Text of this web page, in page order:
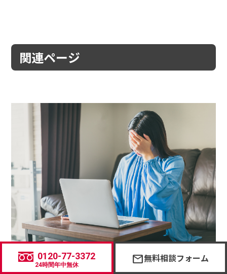
関連ページ
マッチングアプリで知り合った相手に妊娠させられた…
｜探偵利用事例
0120-77-3372
24時間年中無休 mail無料相談フォーム